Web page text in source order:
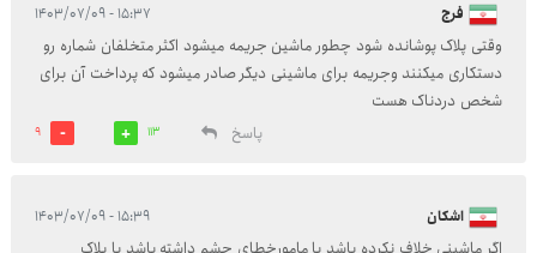
فرج ۱۵:۳۷ - ۱۴۰۳/۰۷/۰۹
وقتی پلاک پوشانده شود چطور ماشین جریمه میشود اکثر متخلفان شماره رو
دستکاری میکنند وجریمه برای ماشینی دیگر صادر میشود که پرداخت آن برای
شخص دردناک هست
پاسخ
113
9
اشکان ۱۵:۳۹ - ۱۴۰۳/۰۷/۰۹